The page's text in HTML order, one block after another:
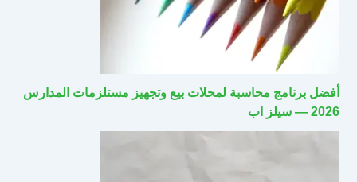
أفضل برنامج محاسبة لمحلات بيع وتجهيز مستلزمات المدارس
2026 — سيلز اب